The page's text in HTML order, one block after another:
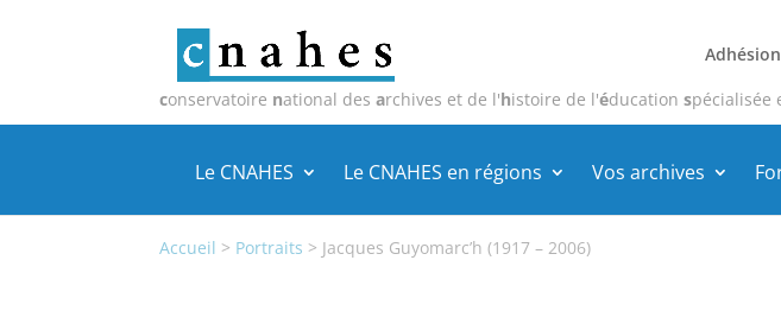
conservatoire national desarchives et de l'histoire de l'éducationspécialisée
Le CNAHES Le CNAHES en régions Vos archives
Accueil > Portraits > Jacques Guyomarc’h (1917 – 2006)